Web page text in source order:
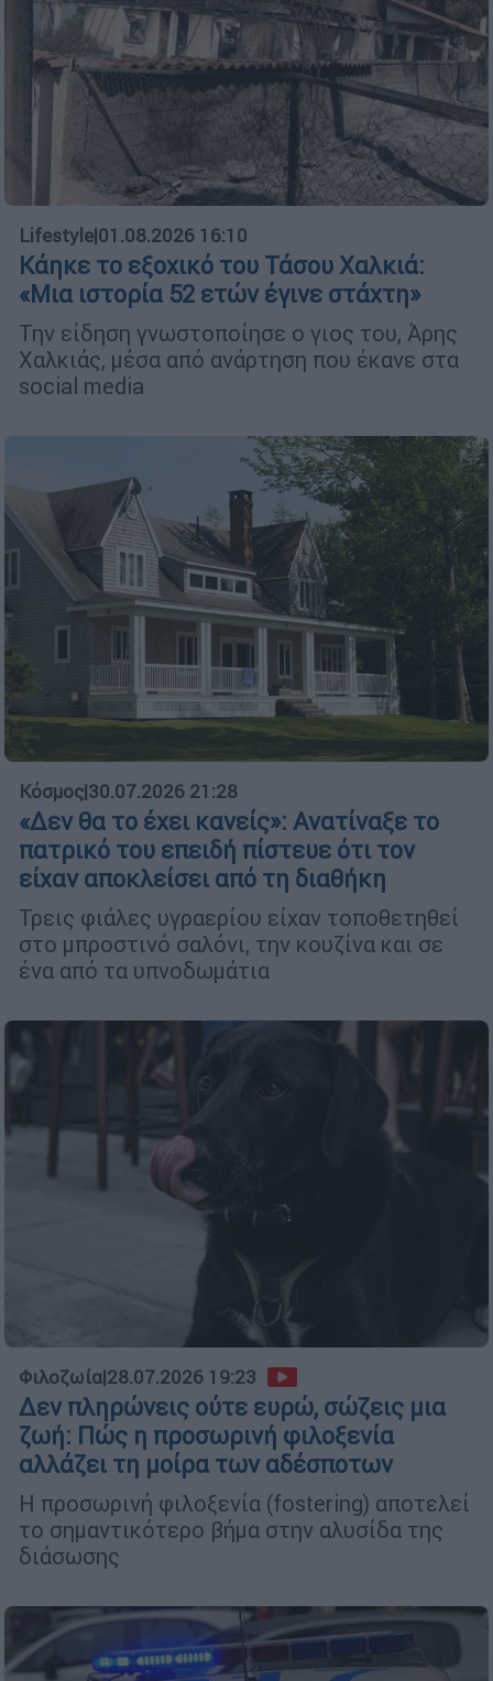
Lifestyle|01.08.2026 16:10
Κάηκε το εξοχικό του Τάσου Χαλκιά:
«Μια ιστορία 52 ετών έγινε στάχτη»
Την είδηση γνωστοποίησε ο γιος του, Άρης
Χαλκιάς, μέσα από ανάρτηση που έκανε στα
social media
Κόσμος|30.07.2026 21:28
«Δεν θα το έχει κανείς»: Ανατίναξε το
πατρικό του επειδή πίστευε ότι τον
είχαν αποκλείσει από τη διαθήκη
Τρεις φιάλες υγραερίου είχαν τοποθετηθεί
στο μπροστινό σαλόνι, την κουζίνα και σε
ένα από τα υπνοδωμάτια
Φιλοζωία|28.07.2026 19:23
Δεν πληρώνεις ούτε ευρώ, σώζεις μια
ζωή: Πώς η προσωρινή φιλοξενία
αλλάζει τη μοίρα των αδέσποτων
Η προσωρινή φιλοξενία (fostering) αποτελεί
το σημαντικότερο βήμα στην αλυσίδα της
διάσωσης